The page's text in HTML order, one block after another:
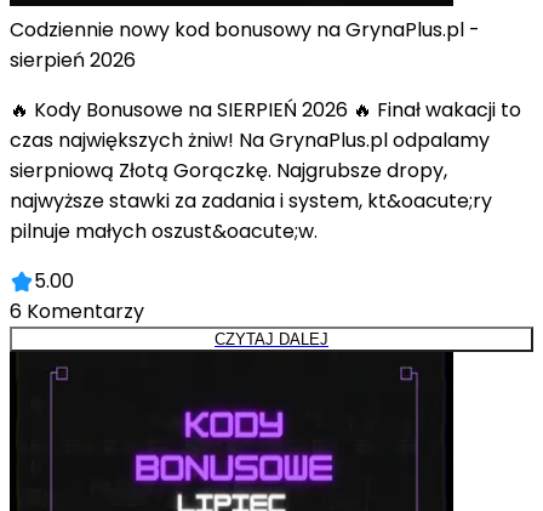
Codziennie nowy kod bonusowy na GrynaPlus.pl -
sierpień 2026
🔥 Kody Bonusowe na SIERPIEŃ 2026 🔥 Finał wakacji to
czas największych żniw! Na GrynaPlus.pl odpalamy
sierpniową Złotą Gorączkę. Najgrubsze dropy,
najwyższe stawki za zadania i system, kt&oacute;ry
pilnuje małych oszust&oacute;w.
5.00
6 Komentarzy
CZYTAJ DALEJ